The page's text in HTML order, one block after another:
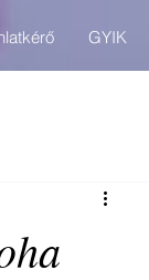
GYIK